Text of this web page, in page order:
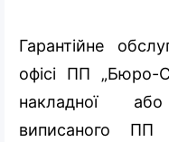
Гарантійне
офісі ПП „Бюро-
накладної
виписаного ПП